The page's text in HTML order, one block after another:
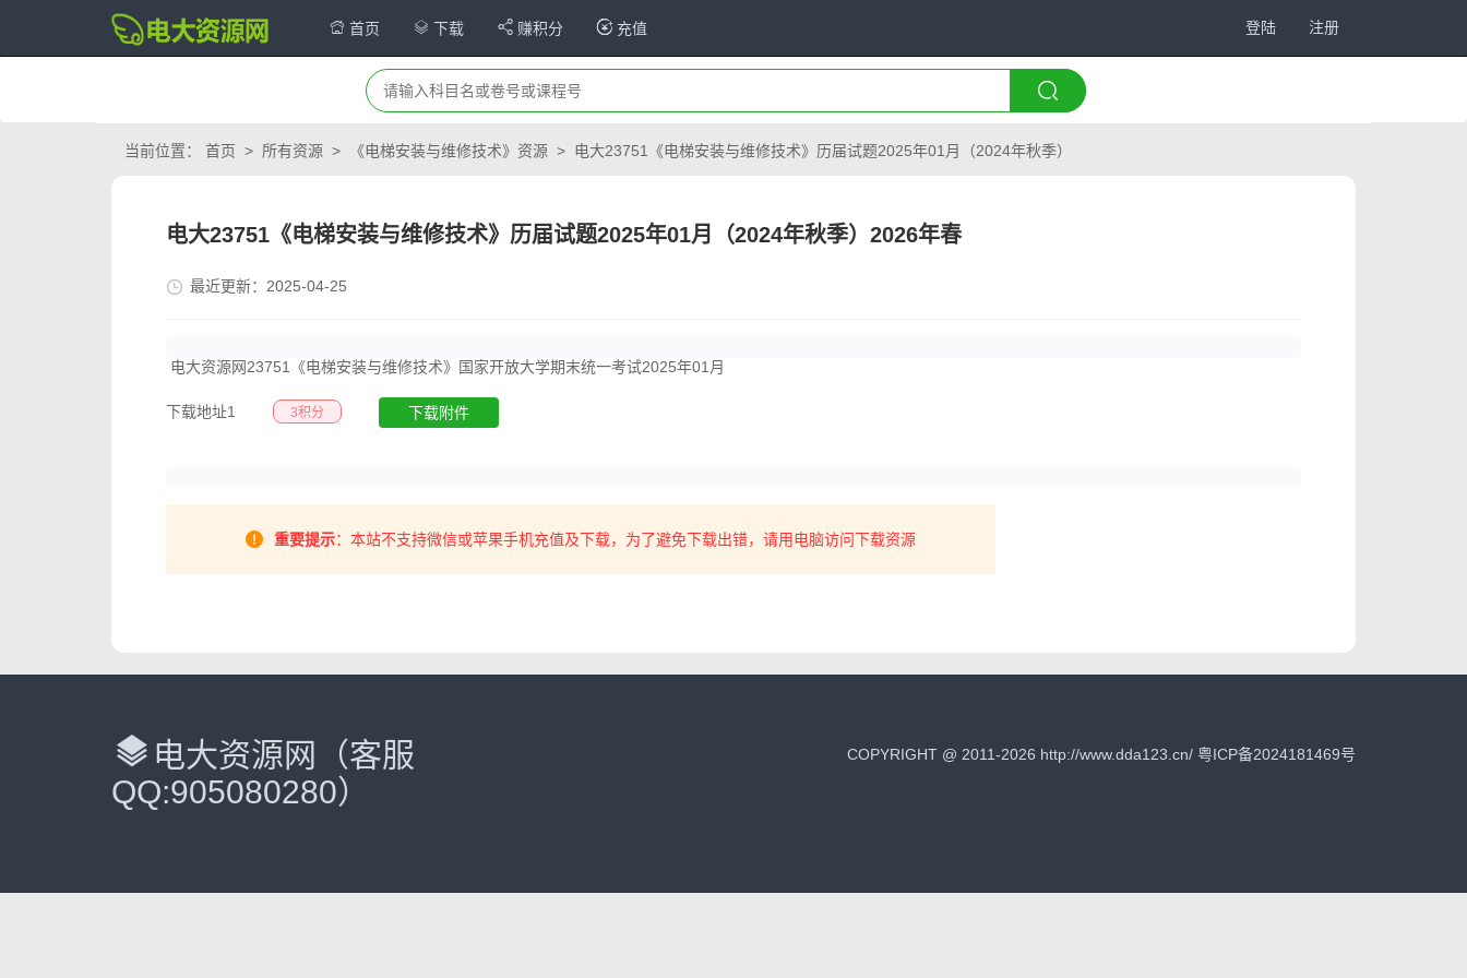
首页 下载 赚积分 充值 登陆 注册
当前位置： 首页 > 所有资源 > 《电梯安装与维修技术》资源 > 电大23751《电梯安装与维修技术》历届试题2025年01月（2024年秋季）
电大23751《电梯安装与维修技术》历届试题2025年01月（2024年秋季）2026年春
最近更新：2025-04-25
电大资源网23751《电梯安装与维修技术》国家开放大学期末统一考试2025年01月
下载地址1 3积分 下载附件
重要提示：本站不支持微信或苹果手机充值及下载，为了避免下载出错，请用电脑访问下载资源
电大资源网（客服
QQ:905080280）
COPYRIGHT @ 2011-2026 http://www.dda123.cn/ 粤ICP备2024181469号